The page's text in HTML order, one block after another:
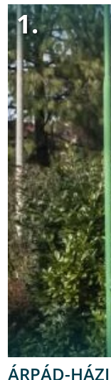
1.
ÁRPÁD-HÁZI